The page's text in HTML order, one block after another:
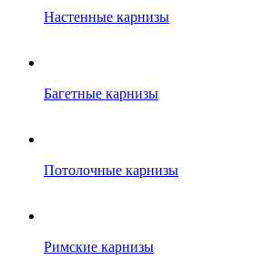
Настенные карнизы
Багетные карнизы
Потолочные карнизы
Римские карнизы